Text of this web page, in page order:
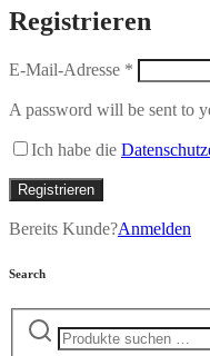
Registrieren
E-Mail-Adresse *
A password will be sent to
Ich habe die
Registrieren
Bereits Kunde?Anmelden
Search
Suchen
nach: